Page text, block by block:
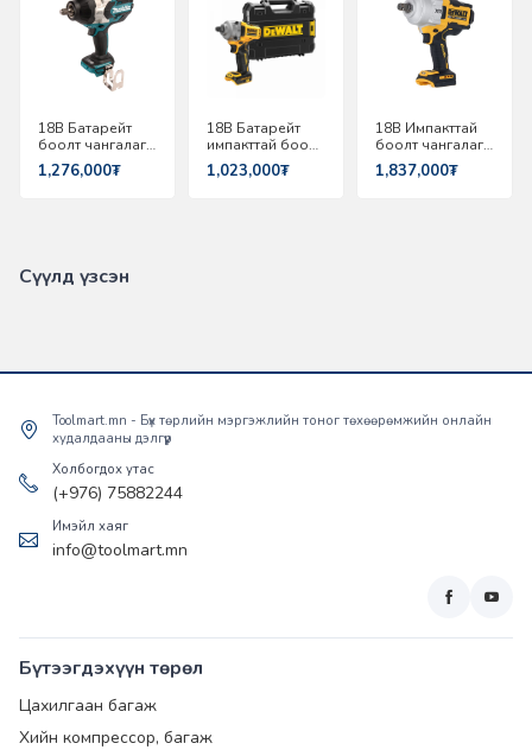
18В Батарейт
боолт чангалагч
1050Н.м 3/8"
Makita
1,276,000₮
18В Батарейт
импакттай боолт
чангалагч 1/2"
812Nm Dewalt
1,023,000₮
18В Импакттай
боолт чангалагч
3/4" Dewalt
DCF964NT-XJ
1,837,000₮
Сүүлд үзсэн
Toolmart.mn - Бүх төрлийн мэргэжлийн тоног төхөөрөмжийн онлайн
худалдааны дэлгүүр
Холбогдох утас
(+976) 75882244
Имэйл хаяг
info@toolmart.mn
Бүтээгдэхүүн төрөл
Цахилгаан багаж
Хийн компрессор, багаж